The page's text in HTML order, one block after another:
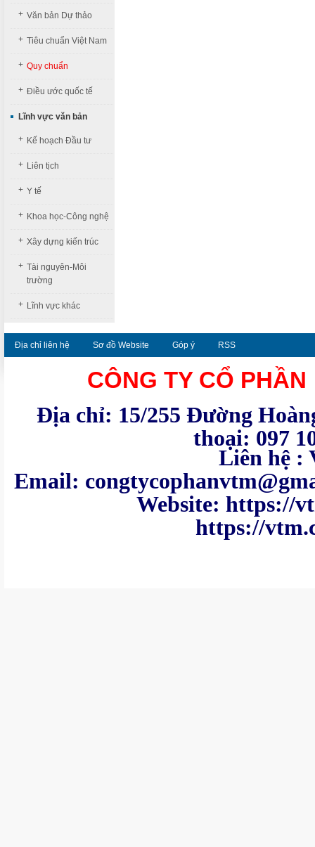
+ Văn bản Dự thảo
+ Tiêu chuẩn Việt Nam
+ Quy chuẩn
+ Điều ước quốc tế
Lĩnh vực văn bản
+ Kế hoạch Đầu tư
+ Liên tịch
+ Y tế
+ Khoa học-Công nghệ
+ Xây dựng kiến trúc
+ Tài nguyên-Môi
trường
+ Lĩnh vực khác
Địa chỉ liên hệ Sơ đồ Website Góp ý RSS
CÔNG TY CỔ
Địa chỉ: 15/255 Đường
thoại: 097
Liên hệ : VTM -
Email:
Website:
https://